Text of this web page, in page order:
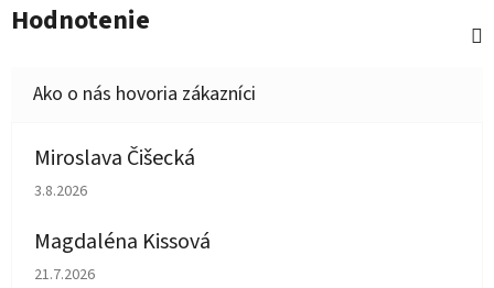
Hodnotenie
Miroslava Čišecká
Hodnotenie obchodu je 1 z 5 hviezdičiek.
3.8.2026
Magdaléna Kissová
Hodnotenie obchodu je 5 z 5 hviezdičiek.
21.7.2026